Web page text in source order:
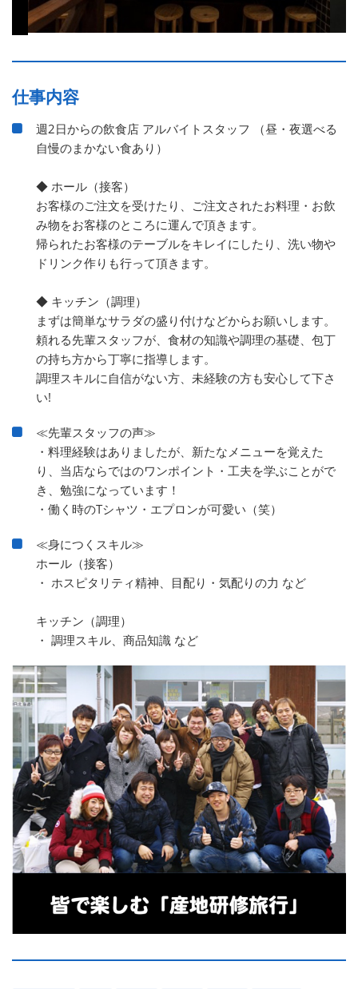
仕事内容
週2日からの飲食店 アルバイトスタッフ （昼・夜選べる
自慢のまかない食あり）
◆ ホール（接客）
お客様のご注文を受けたり、ご注文されたお料理・お飲
み物をお客様のところに運んで頂きます。
帰られたお客様のテーブルをキレイにしたり、洗い物や
ドリンク作りも行って頂きます。
◆ キッチン（調理）
まずは簡単なサラダの盛り付けなどからお願いします。
頼れる先輩スタッフが、食材の知識や調理の基礎、包丁
の持ち方から丁寧に指導します。
調理スキルに自信がない方、未経験の方も安心して下さ
い!
≪先輩スタッフの声≫
・料理経験はありましたが、新たなメニューを覚えた
り、当店ならではのワンポイント・工夫を学ぶことがで
き、勉強になっています！
・働く時のTシャツ・エプロンが可愛い（笑）
≪身につくスキル≫
ホール（接客）
・ ホスピタリティ精神、目配り・気配りの力 など
キッチン（調理）
・ 調理スキル、商品知識 など